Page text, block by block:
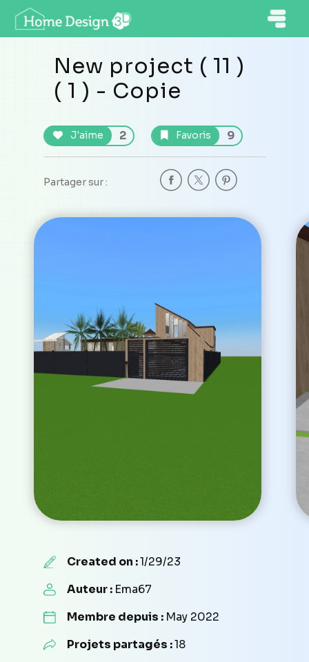
New project ( 11 )
( 1 ) - Copie
J'aime 2 Favoris 9
Partager sur :
Created on :1/29/23
Auteur : Ema67
Membre depuis : May 2022
Projets partagés :18